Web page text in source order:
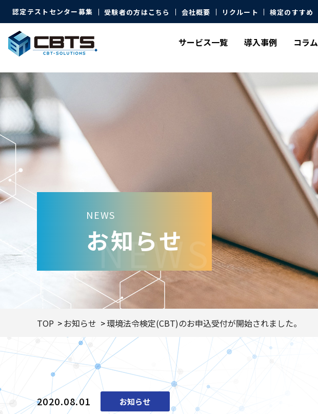
サービス一覧 導入事例 コラム
認定テストセンター募集 受験者の方はこちら 会社概要 リクルート 検定のすすめ
NEWS
お知らせ
NEWS
TOP お知らせ 環境法令検定(CBT)のお申込受付が開始されました。
2020.08.01 お知らせ